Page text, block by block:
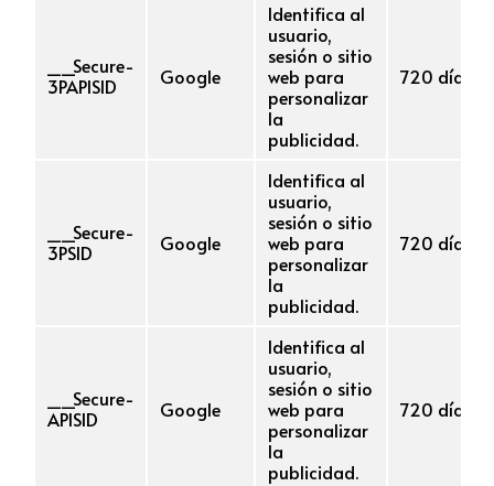
__Secure-
3PAPISID
Google
Identifica al
usuario,
sesión o sitio
web para
personalizar
la
publicidad.
720 días
__Secure-
3PSID
Google
Identifica al
usuario,
sesión o sitio
web para
personalizar
la
publicidad.
720 días
__Secure-
APISID
Google
Identifica al
usuario,
sesión o sitio
web para
personalizar
la
publicidad.
720 días